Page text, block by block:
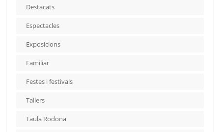
Destacats
Espectacles
Exposicions
Familiar
Festes i festivals
Tallers
Taula Rodona